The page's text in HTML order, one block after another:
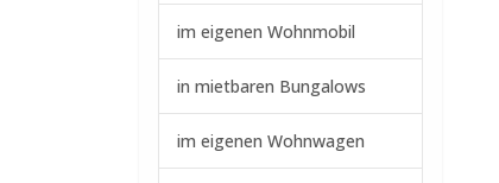
im eigenen Wohnmobil
in mietbaren Bungalows
im eigenen Wohnwagen